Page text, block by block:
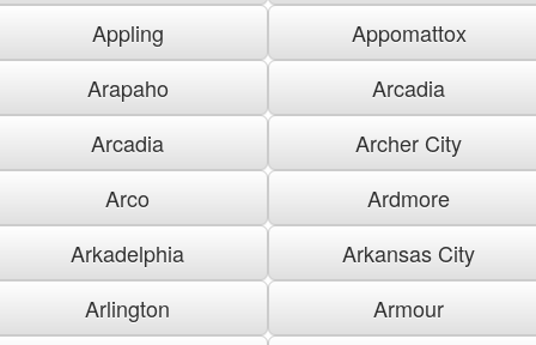
Appling
Appomattox
Arapaho
Arcadia
Arcadia
Archer City
Arco
Ardmore
Arkadelphia
Arkansas City
Arlington
Armour